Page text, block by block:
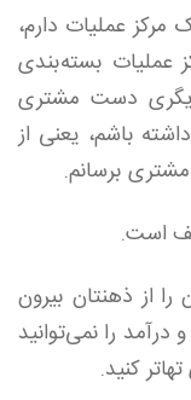
عملیات دارم،
عملیات بسته‌بندی
دست مشتری
می‌رسد. یا باید مدل Drop shipping داشته باشم، یعنی از
برسانم.
از ذهنتان بیرون
را نمی‌توانید
کنید.